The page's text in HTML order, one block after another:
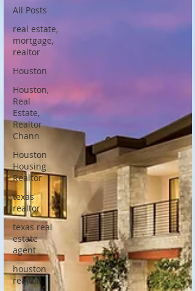
All Posts
real estate,
mortgage,
realtor
Houston
Houston,
Real
Estate,
Realtor
Chann
Houston
Housing
Realtor
texas
realtor
texas real
estate
agent
houston
realtor